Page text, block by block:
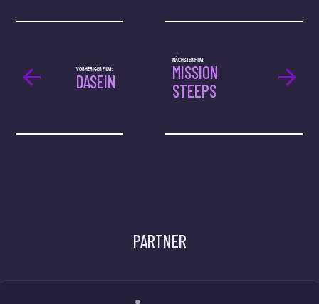
NÄCHSTER FILM:
MISSION
STEEPS
VORHERIGER FILM:
DASEIN
PARTNER